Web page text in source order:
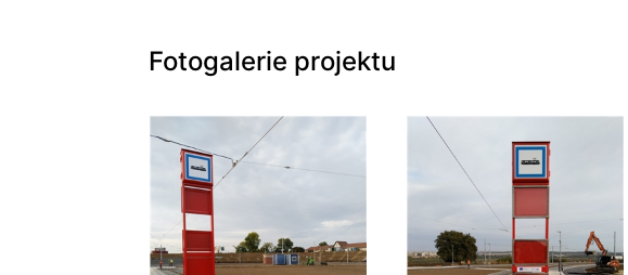
Fotogalerie projektu